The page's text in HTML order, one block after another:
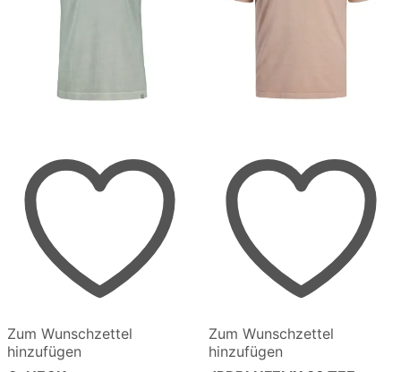
Zum Wunschzettel
hinzufügen
Zum Wunschzettel
hinzufügen